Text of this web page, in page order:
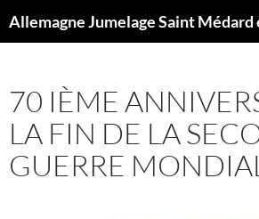
au
70 IÈME
LA FIN DE LA
GUERRE